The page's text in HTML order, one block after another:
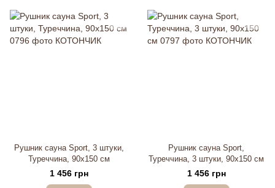
Рушник сауна Sport, 3 штуки,
Туреччина, 90х150 см
1 456 грн
Рушник сауна Sport,
Туреччина, 3 штуки, 90х150 см
1 456 грн